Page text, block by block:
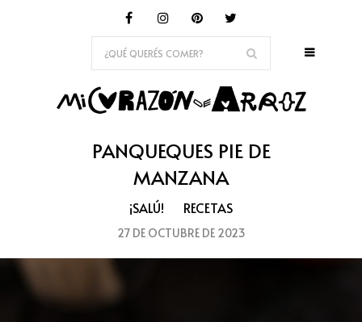
PANQUEQUES PIE DE
MANZANA
¡SALÚ! RECETAS
27 DE OCTUBRE DE 2023